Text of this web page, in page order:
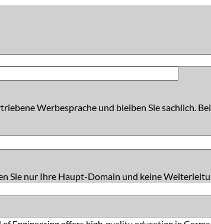
Werbesprache und bleiben Sie sachlich.
Sie nur Ihre Haupt-Domain und keine